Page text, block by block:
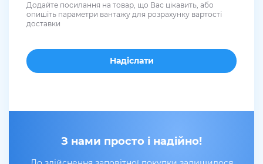
З нами просто і надійно!
Додайте посилання на товар, що Вас цікавить, або
опишіть параметри вантажу для розрахунку вартості
доставки